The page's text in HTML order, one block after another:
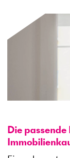
Die